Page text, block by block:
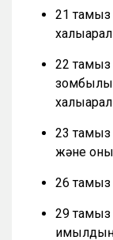
21 тамыз
22 тамыз
23 тамыз
және оны
26 тамыз
29 тамыз
қимылдың